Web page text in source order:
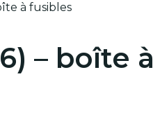
à fusibles
– boîte à